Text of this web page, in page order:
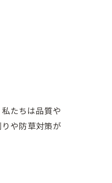
たちは品質や
や防草対策が